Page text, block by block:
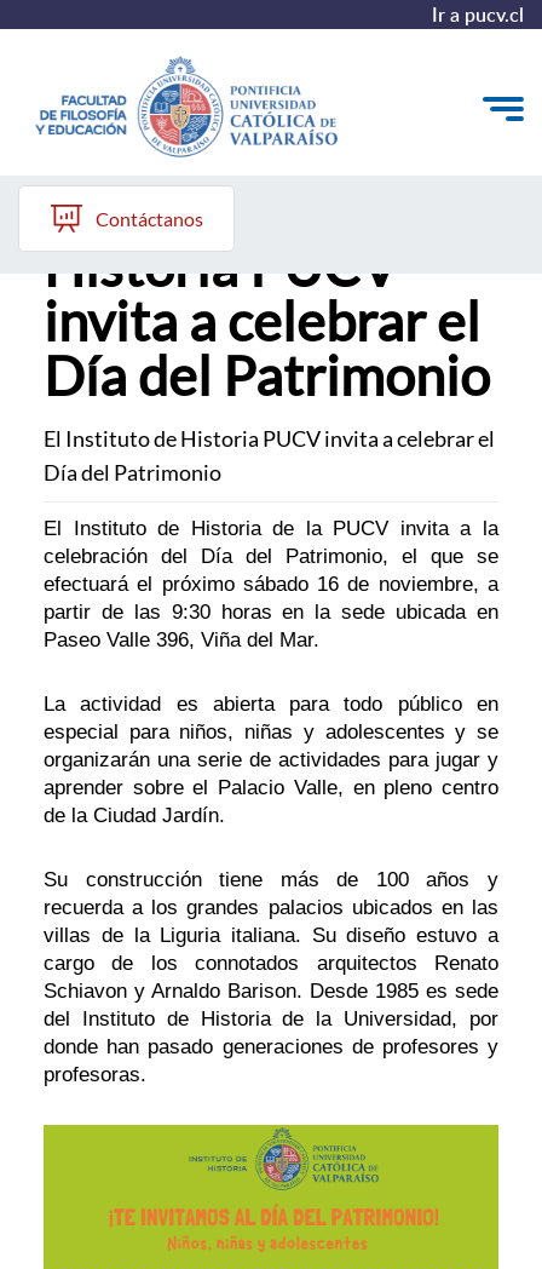
Ir a pucv.cl
Quiénes somos
Líneas de trabajo 2025-2028
Historia
Proyecto Conocimientos 2030
Contáctanos
El Instituto de
Historia PUCV
invita a celebrar el
Día del Patrimonio
El Instituto de Historia PUCV invita a celebrar el
Día del Patrimonio
El Instituto de Historia de la PUCV invita a la
celebración del Día del Patrimonio, el que se
efectuará el próximo sábado 16 de noviembre, a
partir de las 9:30 horas en la sede ubicada en
Paseo Valle 396, Viña del Mar.
La actividad es abierta para todo público en
especial para niños, niñas y adolescentes y se
organizarán una serie de actividades para jugar y
aprender sobre el Palacio Valle, en pleno centro
de la Ciudad Jardín.
Su construcción tiene más de 100 años y
recuerda a los grandes palacios ubicados en las
villas de la Liguria italiana. Su diseño estuvo a
cargo de los connotados arquitectos Renato
Schiavon y Arnaldo Barison. Desde 1985 es sede
del Instituto de Historia de la Universidad, por
donde han pasado generaciones de profesores y
profesoras.